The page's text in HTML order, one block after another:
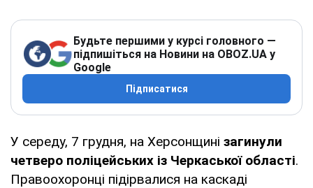
Будьте першими у курсі головного —
підпишіться на Новини на OBOZ.UA у
Google
Підписатися
У середу, 7 грудня, на Херсонщині загинули
четверо поліцейських із Черкаської області.
Правоохоронці підірвалися на каскаді